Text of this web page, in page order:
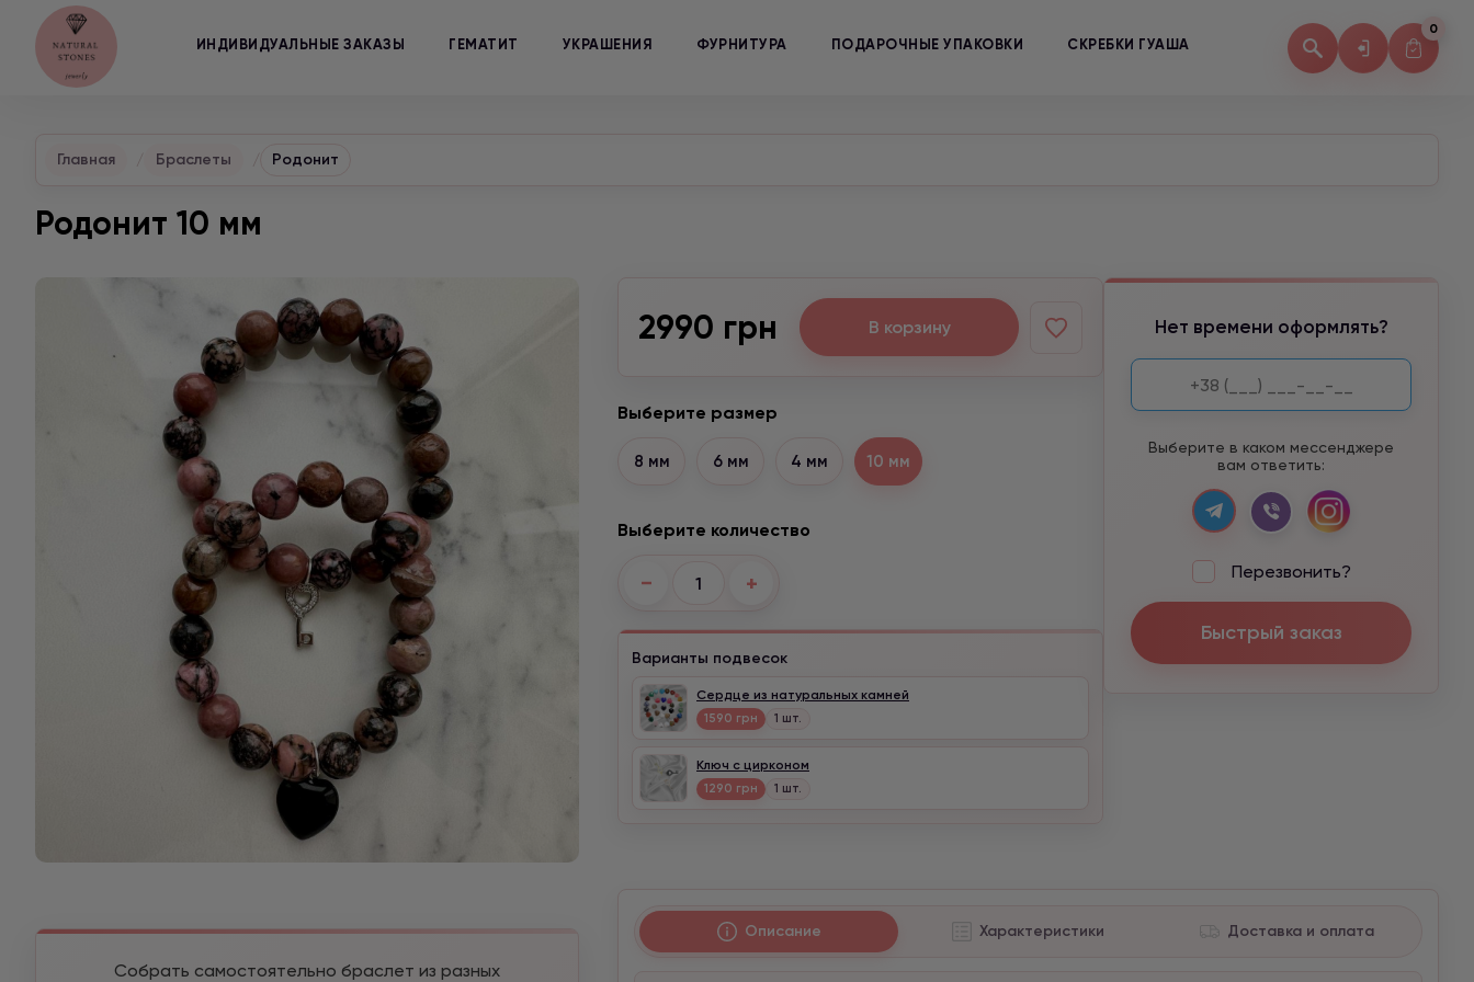
ИНДИВИДУАЛЬНЫЕ ЗАКАЗЫ ГЕМАТИТ УКРАШЕНИЯ ФУРНИТУРА ПОДАРОЧНЫЕ УПАКОВКИ СКРЕБКИ ГУАША
0
Главная Браслеты Родонит
Родонит 10 мм
Собрать самостоятельно браслет из разных
2990 грн В корзину
Выберите размер
8 мм 6 мм 4 мм 10 мм
Выберите количество
− +
Варианты подвесок
Сердце из натуральных камней
1590 грн 1 шт.
Ключ с цирконом
1290 грн 1 шт.
Нет времени оформлять?
Выберите в каком мессенджере
вам ответить:
Перезвонить?
Быстрый заказ
Описание Характеристики Доставка и оплата